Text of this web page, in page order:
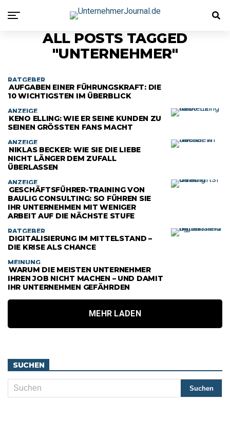
ALL POSTS TAGGED
"UNTERNEHMER"
RATGEBER
AUFGABEN EINER FÜHRUNGSKRAFT: DIE
10 WICHTIGSTEN IM ÜBERBLICK
ANZEIGE
KENO ELLING: WIE ER SEINE KUNDEN ZU
SEINEN GRÖSSTEN FANS MACHT
ANZEIGE
NIKLAS BECKER: WIE SIE DIE LIEBE
NICHT LÄNGER DEM ZUFALL
ÜBERLASSEN
ANZEIGE
GESCHÄFTSFÜHRER-TRAINING VON
BAULIG CONSULTING: SO FÜHREN SIE
IHR UNTERNEHMEN MIT WENIGER
ARBEIT AUF DIE NÄCHSTE STUFE
RATGEBER
DIGITALISIERUNG IM MITTELSTAND –
DIE KRISE ALS CHANCE
MEINUNG
WARUM DIE MEISTEN UNTERNEHMER
IHREN JOB NICHT MACHEN – UND DAMIT
IHR UNTERNEHMEN GEFÄHRDEN
MEHR LADEN
SUCHEN